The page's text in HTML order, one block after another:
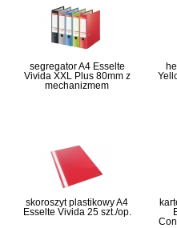
segregator A4 Esselte
Vivida XXL Plus 80mm z
mechanizmem
skoroszyt plastikowy A4
Esselte Vivida 25 szt./op.